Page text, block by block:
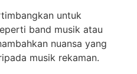
untuk
band musik atau
nuansa yang
musik rekaman.